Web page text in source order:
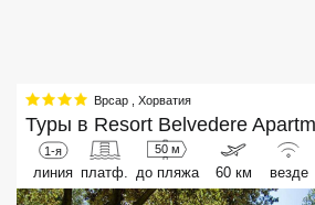
Врсар Хорватия
Туры в Resort Belvedere
1-я
линия платф.
50 м
до пляжа 60 км везде
Южный Гоа
Занзибар
Абхазия